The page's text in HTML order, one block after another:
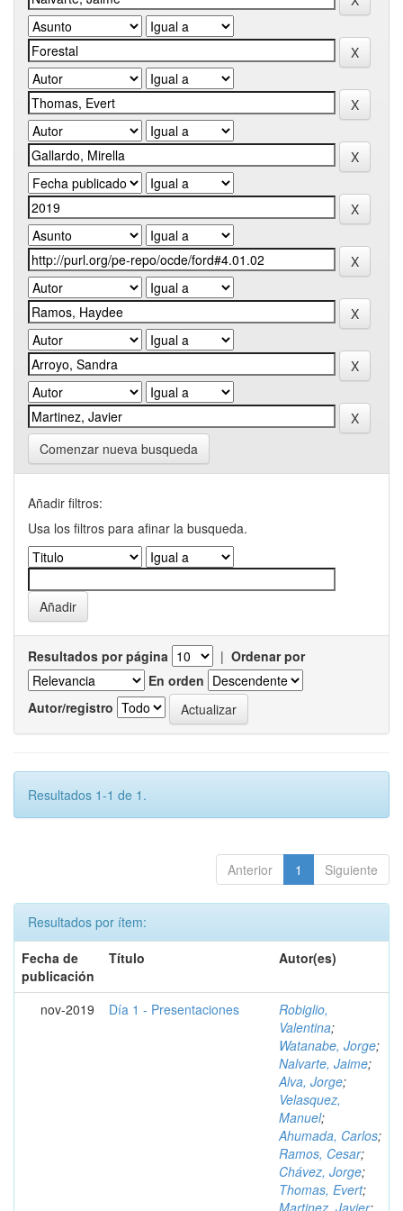
Comenzar nueva busqueda
Añadir filtros:
Usa los filtros para afinar la busqueda.
Resultados por página | Ordenar por
En orden
Autor/registro
Resultados 1-1 de 1.
Anterior 1 Siguiente
Resultados por ítem:
Fecha de
publicación
Título Autor(es)
nov-2019 Día 1 - Presentaciones
Robiglio,
Valentina;
Watanabe, Jorge;
Nalvarte, Jaime;
Alva, Jorge;
Velasquez,
Manuel;
Ahumada, Carlos;
Ramos, Cesar;
Chávez, Jorge;
Thomas, Evert;
Martinez, Javier;